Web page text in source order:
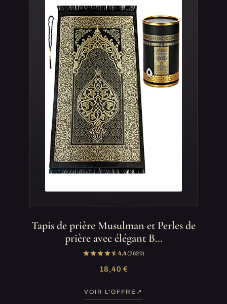
Tapis de prière Musulman et Perles de
prière avec élégant B…
4,4(2 620)
18,40 €
VOIR L'OFFRE